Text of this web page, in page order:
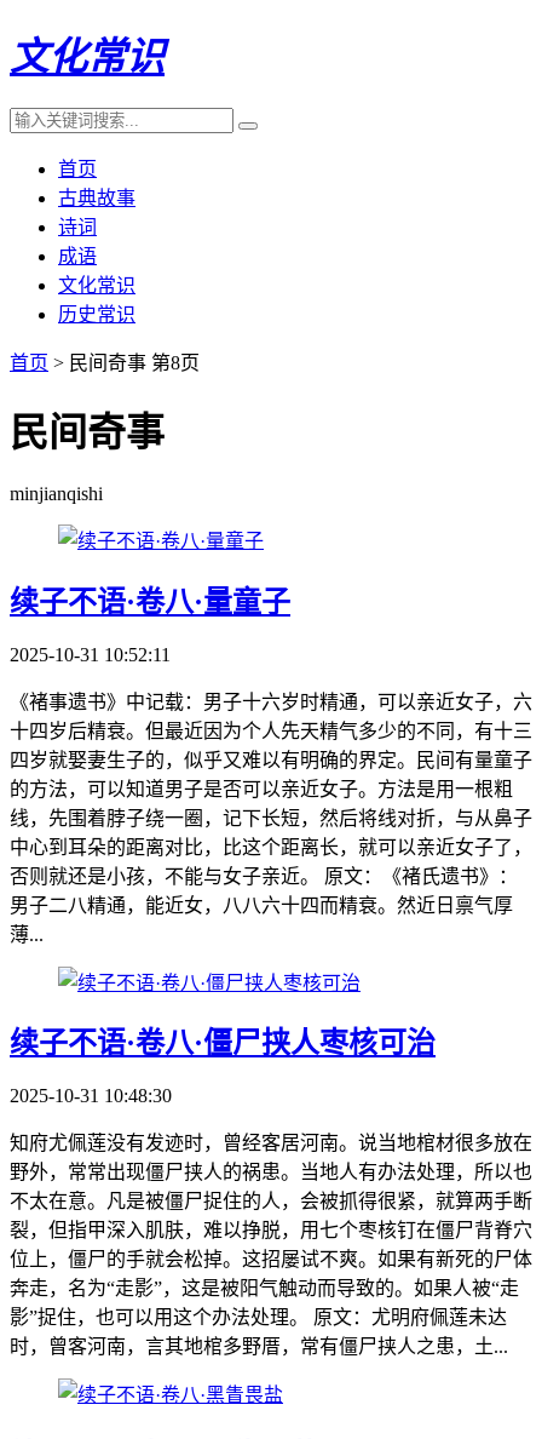
文化常识
首页
古典故事
诗词
成语
文化常识
历史常识
首页 > 民间奇事 第8页
民间奇事
minjianqishi
续子不语·卷八·量童子
2025-10-31 10:52:11
《褚事遗书》中记载：男子十六岁时精通，可以亲近女子，六
十四岁后精衰。但最近因为个人先天精气多少的不同，有十三
四岁就娶妻生子的，似乎又难以有明确的界定。民间有量童子
的方法，可以知道男子是否可以亲近女子。方法是用一根粗
线，先围着脖子绕一圈，记下长短，然后将线对折，与从鼻子
中心到耳朵的距离对比，比这个距离长，就可以亲近女子了，
否则就还是小孩，不能与女子亲近。 原文：《褚氏遗书》：
男子二八精通，能近女，八八六十四而精衰。然近日禀气厚
薄...
续子不语·卷八·僵尸挟人枣核可治
2025-10-31 10:48:30
知府尤佩莲没有发迹时，曾经客居河南。说当地棺材很多放在
野外，常常出现僵尸挟人的祸患。当地人有办法处理，所以也
不太在意。凡是被僵尸捉住的人，会被抓得很紧，就算两手断
裂，但指甲深入肌肤，难以挣脱，用七个枣核钉在僵尸背脊穴
位上，僵尸的手就会松掉。这招屡试不爽。如果有新死的尸体
奔走，名为“走影”，这是被阳气触动而导致的。如果人被“走
影”捉住，也可以用这个办法处理。 原文：尤明府佩莲未达
时，曾客河南，言其地棺多野厝，常有僵尸挟人之患，土...